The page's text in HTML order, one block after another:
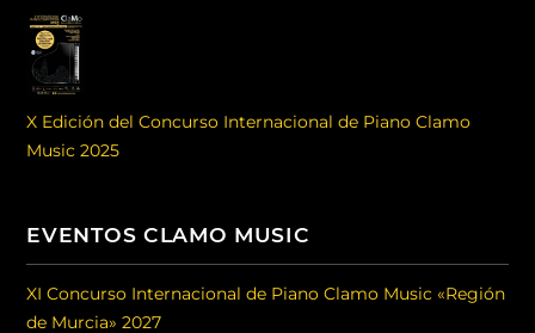
X Edición del Concurso Internacional de Piano Clamo
Music 2025
EVENTOS CLAMO MUSIC
XI Concurso Internacional de Piano Clamo Music «Región
de Murcia» 2027